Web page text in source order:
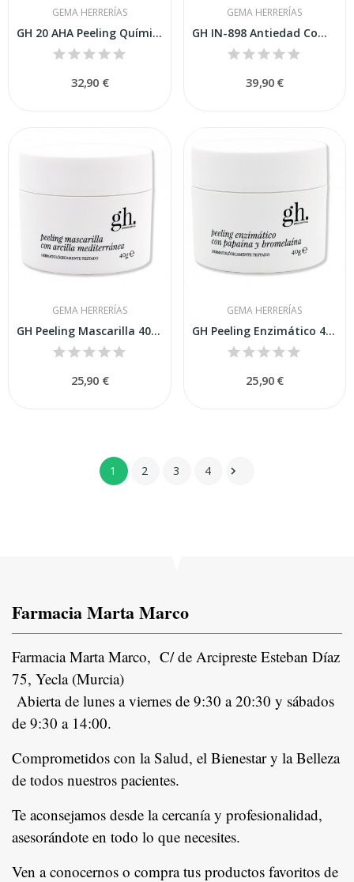
GEMA HERRERÍAS
GH 20 AHA Peeling Químico 20ml
32,90 €
GEMA HERRERÍAS
GH IN-898 Antiedad Complemento Alimenticio 60...
39,90 €
GEMA HERRERÍAS
GH Peeling Mascarilla 40gr
25,90 €
GEMA HERRERÍAS
GH Peeling Enzimático 40gr
25,90 €
1 2 3 4 
Farmacia Marta Marco
Farmacia Marta Marco, C/ de Arcipreste Esteban Díaz
75, Yecla (Murcia)
Abierta de lunes a viernes de 9:30 a 20:30 y sábados
de 9:30 a 14:00.
Comprometidos con la Salud, el Bienestar y la Belleza
de todos nuestros pacientes.
Te aconsejamos desde la cercanía y profesionalidad,
asesorándote en todo lo que necesites.
Ven a conocernos o compra tus productos favoritos de